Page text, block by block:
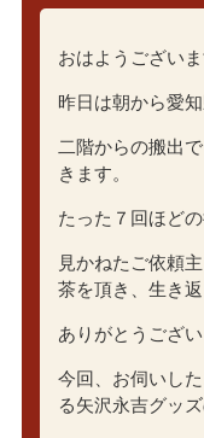
おはようございま
昨日は朝から愛
二階からの搬出
きます。
たった７回ほど
見かねたご依頼
茶を頂き、生き返
ありがとうござい
今回、お伺いし
る矢沢永吉グッズ